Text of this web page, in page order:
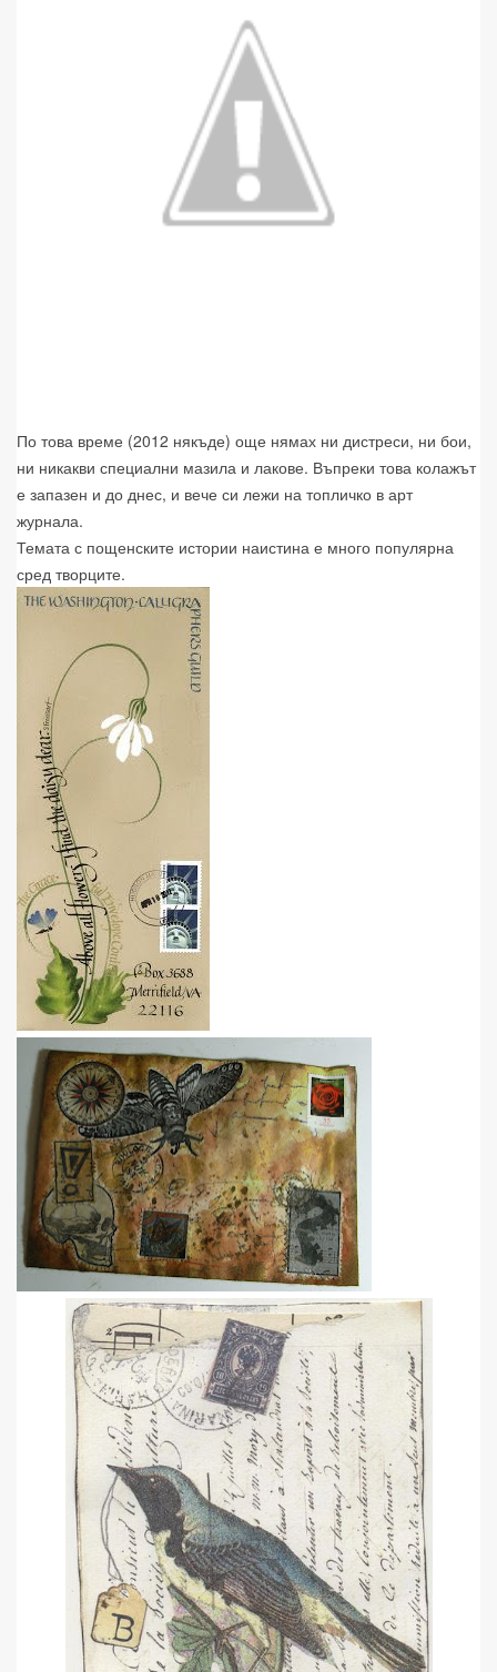
По това време (2012 някъде) още нямах ни дистреси, ни бои,
ни никакви специални мазила и лакове. Въпреки това колажът
е запазен и до днес, и вече си лежи на топличко в арт
журнала.
Темата с пощенските истории наистина е много популярна
сред творците.